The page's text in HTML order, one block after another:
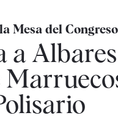
Mesa del Congreso
a